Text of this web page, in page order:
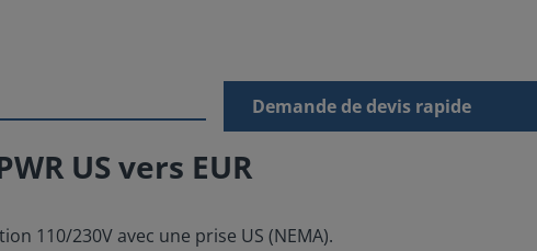
Demande de devis rapide
US vers EUR
110/230V avec une prise US (NEMA).